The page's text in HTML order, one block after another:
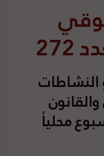
النشاطات
محلياً